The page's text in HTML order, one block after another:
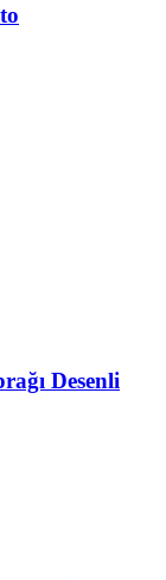
Desenli